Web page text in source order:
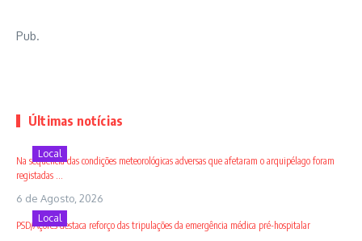
Pub.
Últimas notícias
Local
Na sequência das condições meteorológicas adversas que afetaram o arquipélago foram
registadas ...
6 de Agosto, 2026
Local
PSD/Açores destaca reforço das tripulações da emergência médica pré-hospitalar